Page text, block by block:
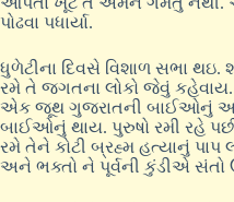
પોઢવા પધાર્યા.
ધુળેટીના દિવસે વિશાળ સભા થઇ.
રમે તે જગતના લોકો જેવું
એક જૂથ ગુજરાતની બાઈઓનું અને
બાઈઓનું થાય. પુરુષો રમી રહે
રમે તેને કોટી બ્રહ્મ હત્યાનું પાપ
અને ભક્તો ને પૂર્વની કુંડીએ સંતો